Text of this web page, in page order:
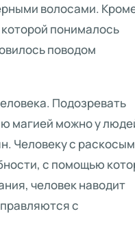
волосами.
понималось
поводом
Подозревать
магией можно у
Человеку с
с помощью
человек наводит
с